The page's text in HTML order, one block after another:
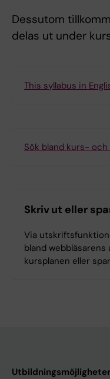
Dessutom
delas ut under
This syllabus in
Sök bland kurs-
Skriv ut eller
Via
bland
kursplanen eller